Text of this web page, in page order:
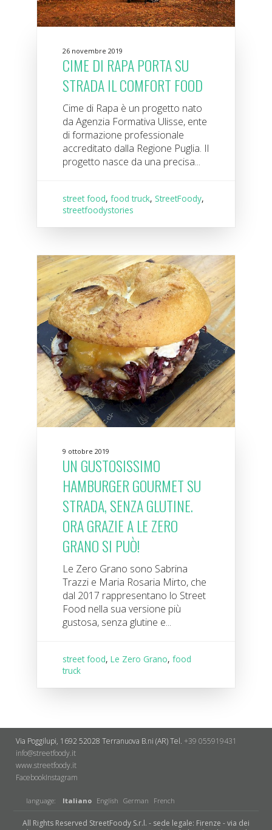
26 novembre 2019
CIME DI RAPA PORTA SU
STRADA IL COMFORT FOOD
Cime di Rapa è un progetto nato
da Agenzia Formativa Ulisse, ente
di formazione professionale
accreditato dalla Regione Puglia. Il
progetto nasce da una precisa...
street food,food truck,StreetFoody,
streetfoodystories
9 ottobre 2019
UN GUSTOSISSIMO
HAMBURGER GOURMET SU
STRADA, SENZA GLUTINE.
ORA GRAZIE A LE ZERO
GRANO SI PUÒ!
Le Zero Grano sono Sabrina
Trazzi e Maria Rosaria Mirto, che
dal 2017 rappresentano lo Street
Food nella sua versione più
gustosa, senza glutine e...
street food,Le Zero Grano,food
truck
Via Poggilupi, 1692 52028 Terranuova B.ni (AR)Tel. +39 055919431
info@streetfoody.it
www.streetfoody.it
Facebook​Instagram
language: Italiano English German French
All Rights Reserved StreetFoody S.r.l. - sede legale: Firenze - via dei